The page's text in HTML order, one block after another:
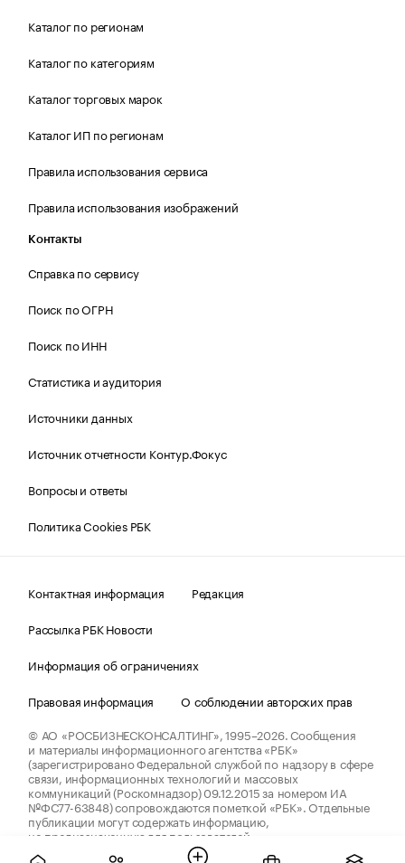
Каталог по регионам
Каталог по категориям
Каталог торговых марок
Каталог ИП по регионам
Правила использования сервиса
Правила использования изображений
Контакты
Справка по сервису
Поиск по ОГРН
Поиск по ИНН
Статистика и аудитория
Источники данных
Источник отчетности Контур.Фокус
Вопросы и ответы
Политика Cookies РБК
Контактная информация
Редакция
Рассылка РБК Новости
Информация об ограничениях
Правовая информация
О соблюдении авторских прав
© АО «РОСБИЗНЕСКОНСАЛТИНГ»,1995–2026.Сообщения
и материалы информационного агентства «РБК»
(зарегистрировано Федеральной службой по надзору в сфере
связи, информационных технологий и массовых
коммуникаций (Роскомнадзор) 09.12.2015 за номером ИА
№ФС77-63848) сопровождаются пометкой «РБК». Отдельные
публикации могут содержать информацию,
не предназначенную для пользователей
до 18 лет.
companycardsfeedback@rbc.ru